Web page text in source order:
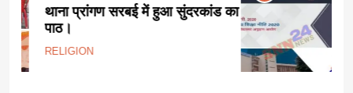
नई UGC गाइडलाइन पर देशभर में